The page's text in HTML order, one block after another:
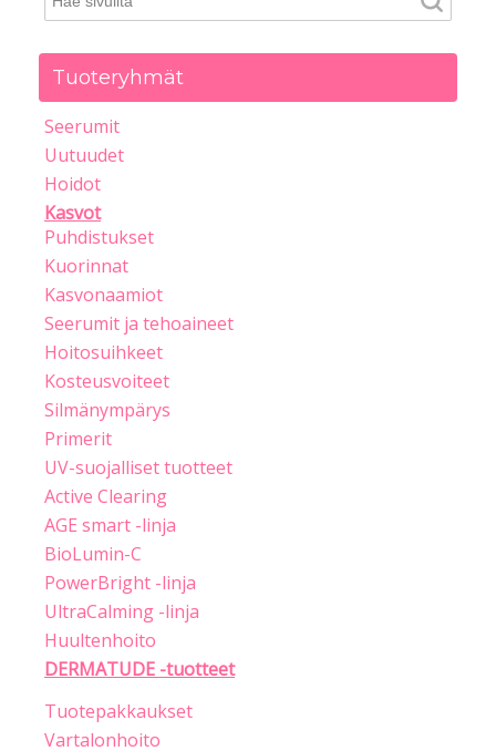
Tuoteryhmät
Seerumit
Uutuudet
Hoidot
Kasvot
Puhdistukset
Kuorinnat
Kasvonaamiot
Seerumit ja tehoaineet
Hoitosuihkeet
Kosteusvoiteet
Silmänympärys
Primerit
UV-suojalliset tuotteet
Active Clearing
AGE smart -linja
BioLumin-C
PowerBright -linja
UltraCalming -linja
Huultenhoito
DERMATUDE -tuotteet
Tuotepakkaukset
Vartalonhoito